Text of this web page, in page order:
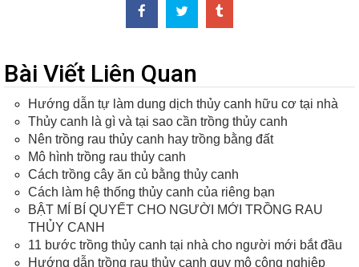
Bài Viết Liên Quan
Hướng dẫn tự làm dung dịch thủy canh hữu cơ tại nhà
Thủy canh là gì và tại sao cần trồng thủy canh
Nên trồng rau thủy canh hay trồng bằng đất
Mô hình trồng rau thủy canh
Cách trồng cây ăn củ bằng thủy canh
Cách làm hệ thống thủy canh của riêng bạn
BẬT MÍ BÍ QUYẾT CHO NGƯỜI MỚI TRỒNG RAU
THỦY CANH
11 bước trồng thủy canh tại nhà cho người mới bắt đầu
Hướng dẫn trồng rau thủy canh quy mô công nghiệp